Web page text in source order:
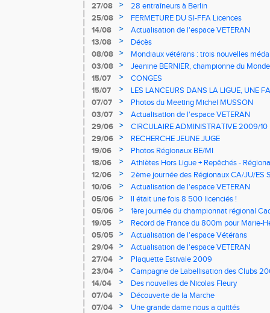
27/08
>
28 entraîneurs à Berlin
25/08
>
FERMETURE DU SI-FFA Licences
14/08
>
Actualisation de l'espace VETERAN
13/08
>
Décès
08/08
>
Mondiaux vétérans : trois nouvelles
ligue
03/08 >
Jeanine BERNIER, championne du
15/07
>
CONGES
15/07
>
LES LANCEURS DANS LA LIGUE, UNE
07/07
>
Photos du Meeting Michel MUSSON
03/07
>
Actualisation de l'espace VETERAN
29/06
>
CIRCULAIRE ADMINISTRATIVE 2009/10
29/06
>
RECHERCHE JEUNE JUGE
19/06
>
Photos Régionaux BE/MI
18/06
>
Athlètes Hors Ligue + Repêchés -
journée
12/06 >
2ème journée des Régionaux CA/JU/ES
10/06
>
Actualisation de l'espace VETERAN
05/06
>
Il était une fois 8 500 licenciés !
05/06
>
1ère journée du championnat régional
Seniors le 13 Juin à Saran
19/05 >
Record de France du 800m pour Marie-
05/05
>
Actualisation de l'espace Vétérans
29/04
>
Actualisation de l'espace VETERAN
27/04
>
Plaquette Estivale 2009
23/04
>
Campagne de Labellisation des Clubs
14/04
>
Des nouvelles de Nicolas Fleury
07/04
>
Découverte de la Marche
07/04
> Une grande dame nous a quittés